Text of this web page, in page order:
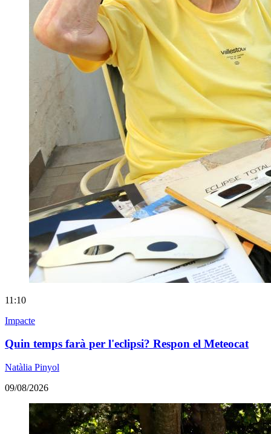
11:10
Impacte
Quin temps farà per l'eclipsi? Respon el Meteocat
Natàlia Pinyol
09/08/2026